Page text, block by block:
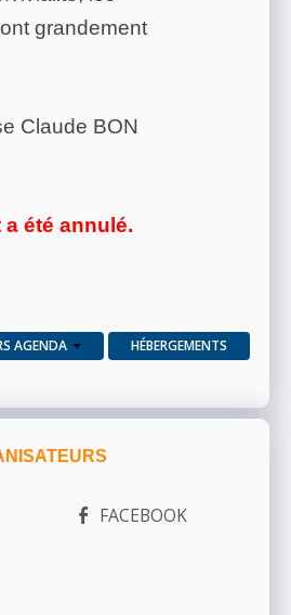
grandement
Claude BON
été annulé.
AGENDA HÉBERGEMENTS
FACEBOOK